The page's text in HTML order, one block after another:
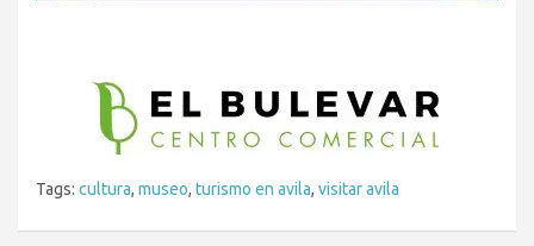
Tags: cultura, museo, turismo en avila, visitar avila